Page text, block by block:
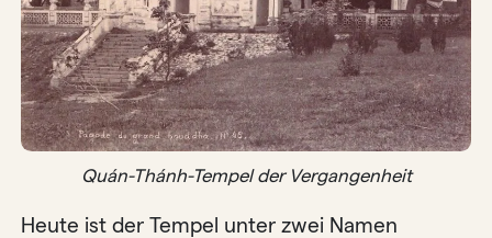
Quán-Thánh-Tempel der Vergangenheit
Heute ist der Tempel unter zwei Namen